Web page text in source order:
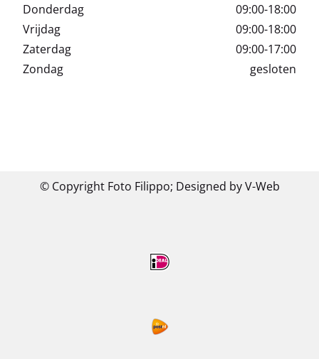
Donderdag
09:00-18:00
Vrijdag
09:00-18:00
Zaterdag
09:00-17:00
Zondag
gesloten
© Copyright Foto Filippo; Designed by V-Web